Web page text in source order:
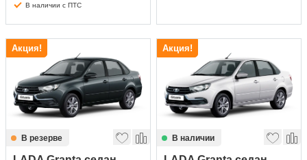
В наличии с ПТС
Акция!
В резерве
Акция!
В наличии